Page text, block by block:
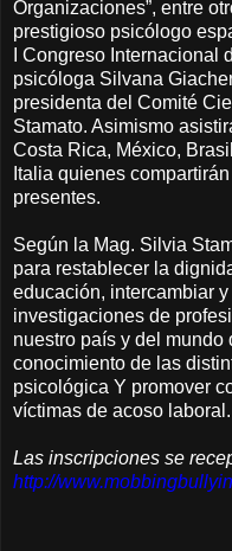
Organizaciones”, entre
prestigioso psicólogo
I Congreso Internacional
psicóloga Silvana
presidenta del Comité
Stamato. Asimismo
Costa Rica, México,
Italia quienes
presentes.
Según la Mag. Silvia
para restablecer la
educación, intercambiar
investigaciones de
nuestro país y del mundo
conocimiento de las
psicológica Y promover
víctimas de acoso laboral.
Las inscripciones se
http://